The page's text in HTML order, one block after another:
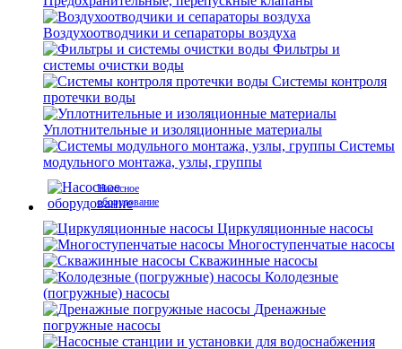
Воздухоотводчики и сепараторы воздуха
Фильтры и
системы очистки воды
Системы контроля
протечки воды
Уплотнительные и изоляционные материалы
Системы
модульного монтажа, узлы, группы
Насосное
оборудование
Циркуляционные насосы
Многоступенчатые насосы
Скважинные насосы
Колодезные
(погружные) насосы
Дренажные
погружные насосы